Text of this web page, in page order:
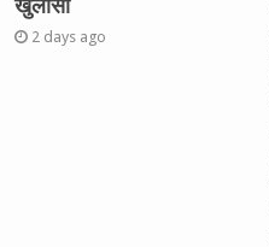
खुलासा
2 days ago